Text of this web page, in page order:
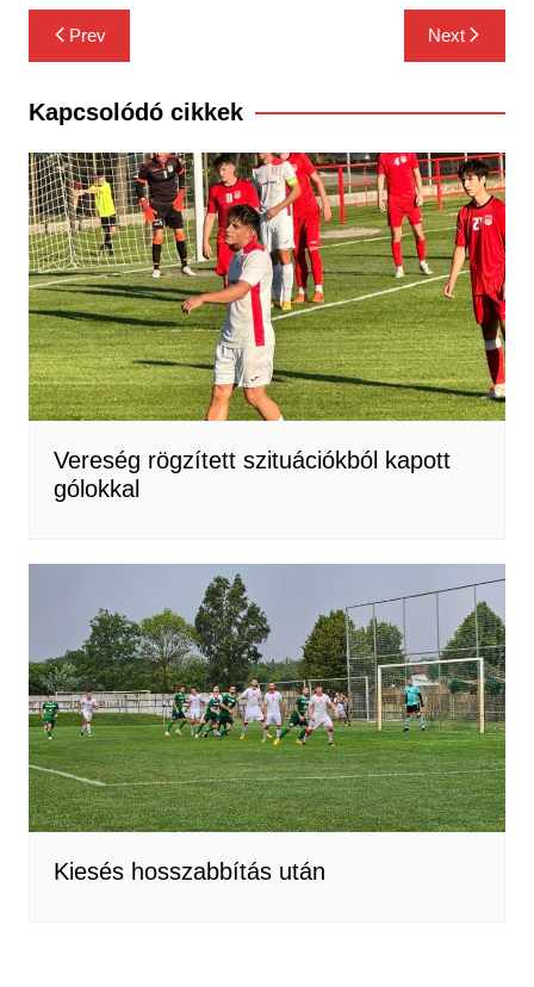
Bejegyzés
navigáció
Prev Next
Kapcsolódó cikkek
Vereség rögzített szituációkból kapott
gólokkal
Kiesés hosszabbítás után